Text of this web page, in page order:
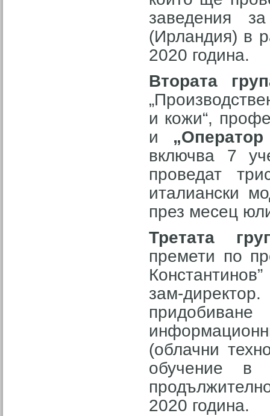
заведения
(Ирландия) в
2020 година.
Втората
и кожи“,
и
включва 7
проведат
италиански
през месец
Третата
премети по
зам-
(облачни
обучение в
2020 година.